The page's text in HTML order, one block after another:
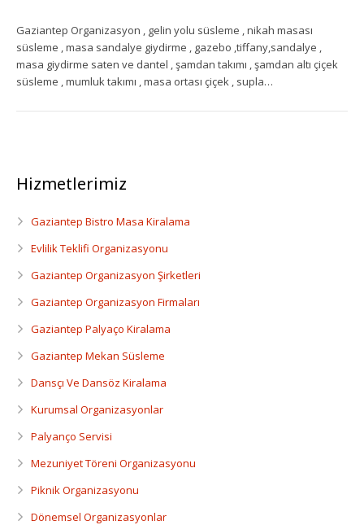
Ekipman Kiralama
Palyanço Servisi
Kokteyl Organizasyonu
Dönemsel Organizasyonlar
Kurumsal Organizasyonlar
Piknik Organizasyonu
Mezuniyet Töreni Organizasyonu
Gaziantep Bistro Masa Kiralama
Gaziantep Organizasyon
Gaziantep Organizasyon , gelin yolu süsleme , nikah masası
süsleme , masa sandalye giydirme , gazebo ,tiffany,sandalye ,
masa giydirme saten ve dantel , şamdan takımı , şamdan altı çiçek
süsleme , mumluk takımı , masa ortası çiçek , supla…
Hizmetlerimiz
Gaziantep Bistro Masa Kiralama
Evlilik Teklifi Organizasyonu
Gaziantep Organizasyon Şirketleri
Gaziantep Organizasyon Firmaları
Gaziantep Palyaço Kiralama
Gaziantep Mekan Süsleme
Dansçı Ve Dansöz Kiralama
Kurumsal Organizasyonlar
Palyanço Servisi
Mezuniyet Töreni Organizasyonu
Piknik Organizasyonu
Dönemsel Organizasyonlar